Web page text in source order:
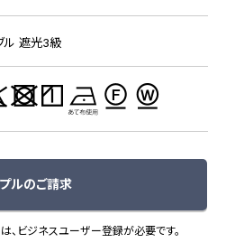
ル 遮光3級
ルのご請求
、ビジネスユーザー登録が必要です。